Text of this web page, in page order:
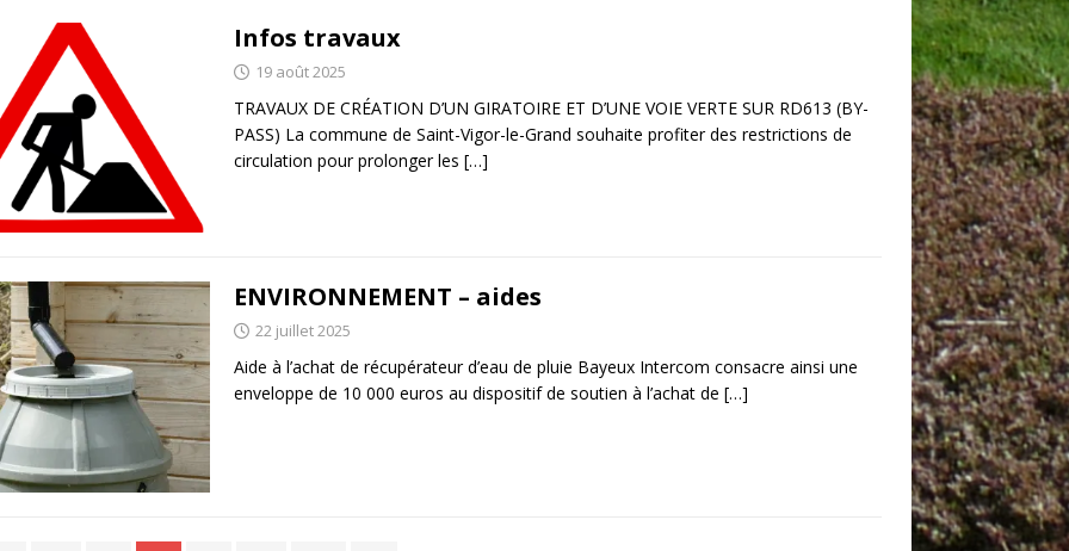
Infos travaux
19 août 2025
TRAVAUX DE CRÉATION D’UN GIRATOIRE ET D’UNE VOIE VERTE SUR RD613 (BY-
PASS) La commune de Saint-Vigor-le-Grand souhaite profiter des restrictions de
circulation pour prolonger les […]
ENVIRONNEMENT – aides
22 juillet 2025
Aide à l’achat de récupérateur d’eau de pluie Bayeux Intercom consacre ainsi une
enveloppe de 10 000 euros au dispositif de soutien à l’achat de […]